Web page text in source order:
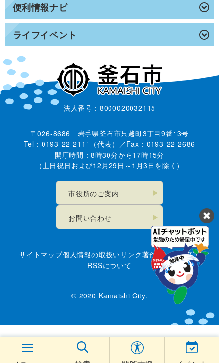
便利情報ナビ
ライフイベント
法人番号：8000020032115
〒026-8686 岩手県釜石市只越町3丁目9番13号
Tel：0193-22-2111（代表）／Fax：0193-22-2686
開庁時間：8時30分から17時15分
（土日祝日および12月29日～1月3日を除く）
市役所のご案内
お問い合わせ
サイトマップ個人情報の取扱い リンク著作権・免責事項
RSSについて
© 2020 Kamaishi City.